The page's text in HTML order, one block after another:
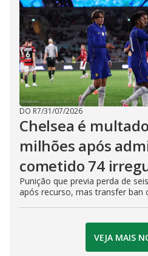
DO R7/31/07/2026
Chelsea é
milhões após
cometido 74
Punição que previa perda de
após recurso, mas transfer ban
VEJA MAIS